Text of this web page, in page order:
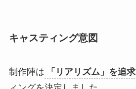
キャスティング意図
制作陣は 「リアリズム」を追求